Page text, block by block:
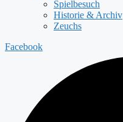
Spielbesuch
Historie & Archiv
Zeuchs
Facebook